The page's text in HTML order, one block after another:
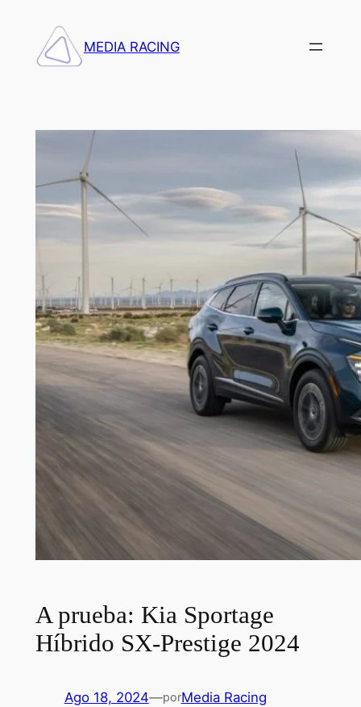
contenido
MEDIA RACING
A prueba: Kia Sportage
Híbrido SX-Prestige 2024
Ago 18, 2024—porMedia Racing